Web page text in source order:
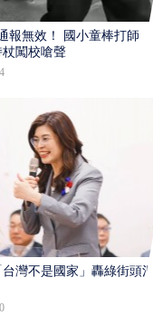
報無效！ 國小童棒打師
闖校嗆聲
灣不是國家」轟綠街頭混